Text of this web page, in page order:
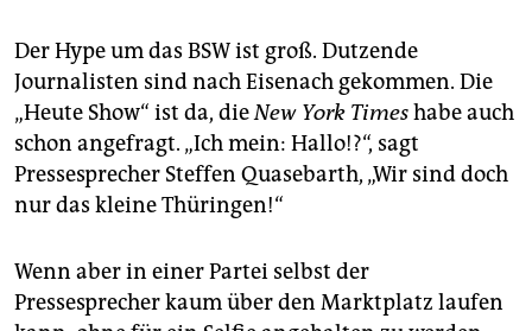
Der Hype um das BSW ist groß. Dutzende
Journalisten sind nach Eisenach gekommen. Die
„Heute Show“ ist da, dieNew York Timeshabe auch
schon angefragt. „Ich mein: Hallo!?“, sagt
Pressesprecher Steffen Quasebarth, „Wir sind doch
nur das kleine Thüringen!“
Wenn aber in einer Partei selbst der
Pressesprecher kaum über den Marktplatz laufen